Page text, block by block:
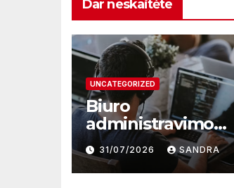
Dar neskaitėte
UNCATEGORIZED
Biuro
administravimo
mokymai – kelias į
profesionalų ir
efektyvų darbą
31/07/2026 SANDRA